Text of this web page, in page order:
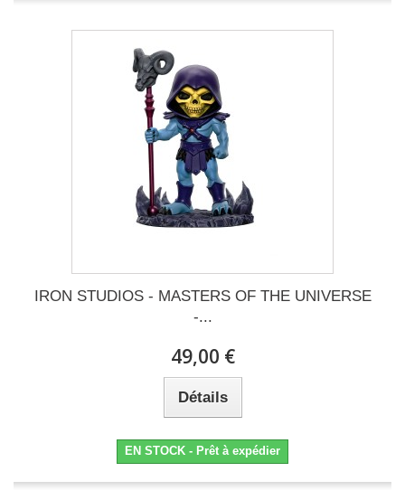
IRON STUDIOS - MASTERS OF THE UNIVERSE
-...
49,00 €
Détails
EN STOCK - Prêt à expédier